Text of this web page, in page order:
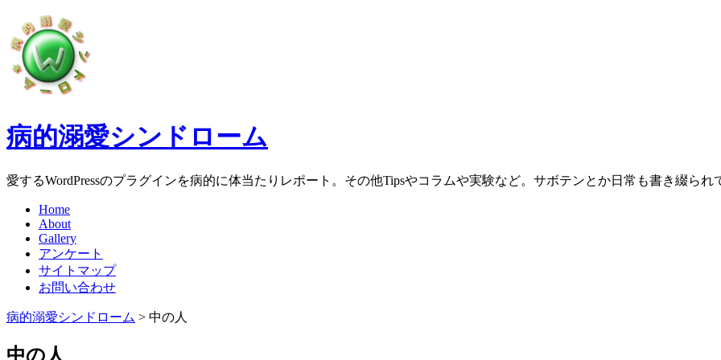
病的溺愛シンドローム
愛するWordPressのプラグインを病的に体当たりレポート。その他Tipsやコラムや実験など。サボテンとか日常も書き綴られ
Home
About
Gallery
アンケート
サイトマップ
お問い合わせ
病的溺愛シンドローム > 中の人
中の人